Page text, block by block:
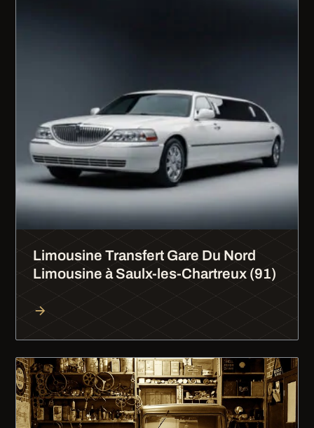
Limousine Transfert Gare Du Nord
Limousine à Saulx-les-Chartreux (91)